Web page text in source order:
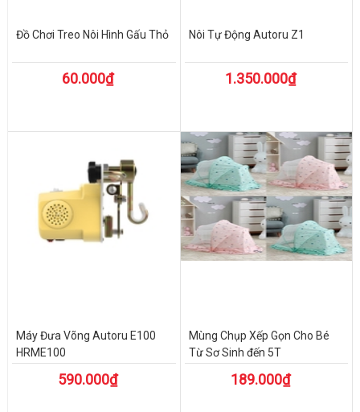
Đồ Chơi Treo Nôi Hình Gấu Thỏ
60.000₫
Nôi Tự Động Autoru Z1
1.350.000₫
Máy Đưa Võng Autoru E100
HRME100
590.000₫
Mùng Chụp Xếp Gọn Cho Bé
Từ Sơ Sinh đến 5T
189.000₫